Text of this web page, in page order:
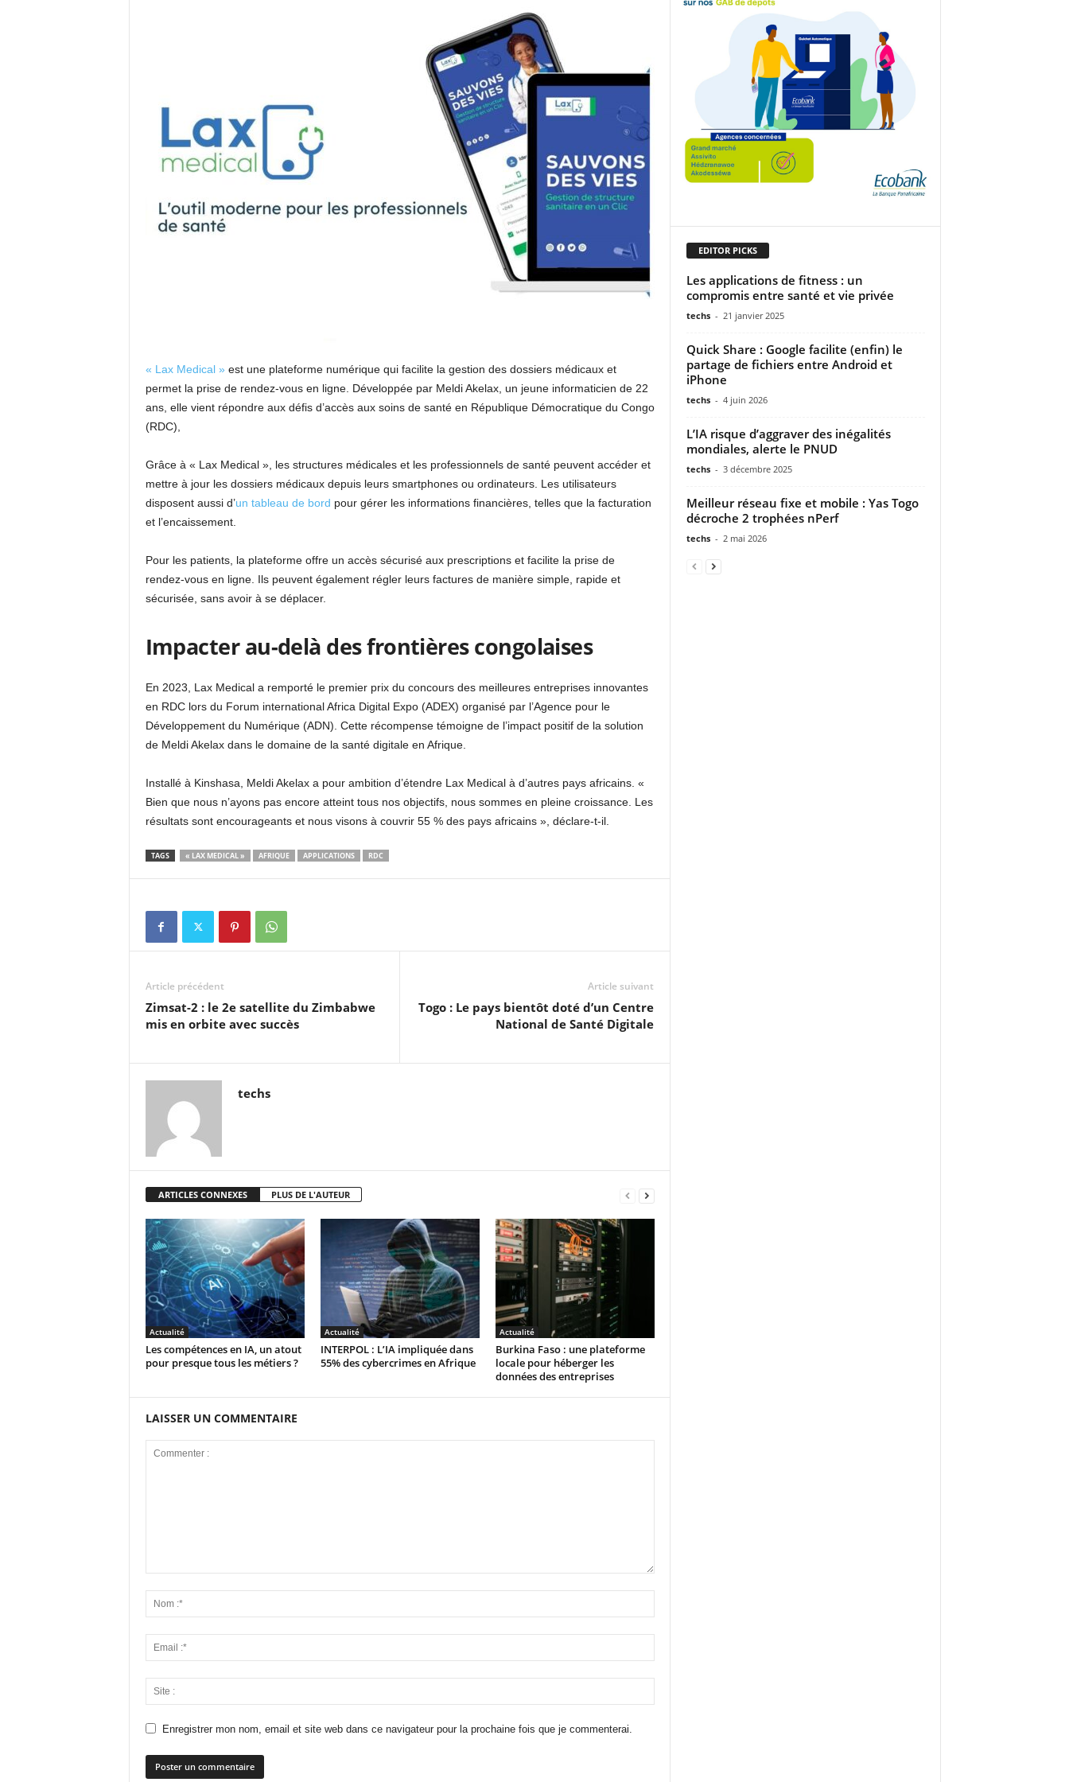
« Lax Medical »est une plateforme numérique qui facilite la gestion des dossiers médicaux et
permet la prise de rendez-vous en ligne. Développée par Meldi Akelax, un jeune informaticien de 22
ans, elle vient répondre aux défis d’accès aux soins de santé en République Démocratique du Congo
(RDC),
Grâce à « Lax Medical », les structures médicales et les professionnels de santé peuvent accéder et
mettre à jour les dossiers médicaux depuis leurs smartphones ou ordinateurs. Les utilisateurs
disposent aussi d’un tableau de bord pour gérer les informations financières, telles que la facturation
et l’encaissement.
Pour les patients, la plateforme offre un accès sécurisé aux prescriptions et facilite la prise de
rendez-vous en ligne. Ils peuvent également régler leurs factures de manière simple, rapide et
sécurisée, sans avoir à se déplacer.
Impacter au-delà des frontières congolaises
En 2023, Lax Medical a remporté le premier prix du concours des meilleures entreprises innovantes
en RDC lors du Forum international Africa Digital Expo (ADEX) organisé par l’Agence pour le
Développement du Numérique (ADN). Cette récompense témoigne de l’impact positif de la solution
de Meldi Akelax dans le domaine de la santé digitale en Afrique.
Installé à Kinshasa, Meldi Akelax a pour ambition d’étendre Lax Medical à d’autres pays africains. «
Bien que nous n’ayons pas encore atteint tous nos objectifs, nous sommes en pleine croissance. Les
résultats sont encourageants et nous visons à couvrir 55 % des pays africains », déclare-t-il.
TAGS « LAX MEDICAL » AFRIQUE APPLICATIONS RDC
Article précédent
Zimsat-2 : le 2e satellite du Zimbabwe
mis en orbite avec succès
Article suivant
Togo : Le pays bientôt doté d’un Centre
National de Santé Digitale
techs
ARTICLES CONNEXES PLUS DE L'AUTEUR
Actualité
Les compétences en IA, un atout
pour presque tous les métiers ?
Actualité
INTERPOL : L’IA impliquée dans
55% des cybercrimes en Afrique
Actualité
Burkina Faso : une plateforme
locale pour héberger les
données des entreprises
LAISSER UN COMMENTAIRE
Enregistrer mon nom, email et site web dans ce navigateur pour la prochaine fois que je commenterai.
EDITOR PICKS
Les applications de fitness : un
compromis entre santé et vie privée
techs - 21 janvier 2025
Quick Share : Google facilite (enfin) le
partage de fichiers entre Android et
iPhone
techs - 4 juin 2026
L’IA risque d’aggraver des inégalités
mondiales, alerte le PNUD
techs - 3 décembre 2025
Meilleur réseau fixe et mobile : Yas Togo
décroche 2 trophées nPerf
techs - 2 mai 2026